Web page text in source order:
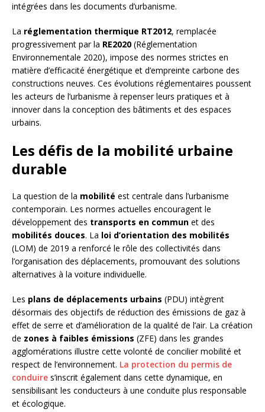
intégrées dans les documents d’urbanisme.
La réglementation thermique RT2012, remplacée
progressivement par la RE2020 (Réglementation
Environnementale 2020), impose des normes strictes en
matière d’efficacité énergétique et d’empreinte carbone des
constructions neuves. Ces évolutions réglementaires poussent
les acteurs de l’urbanisme à repenser leurs pratiques et à
innover dans la conception des bâtiments et des espaces
urbains.
Les défis de la mobilité urbaine
durable
La question de la mobilité est centrale dans l’urbanisme
contemporain. Les normes actuelles encouragent le
développement des transports en commun et des
mobilités douces. La loi d’orientation des mobilités
(LOM) de 2019 a renforcé le rôle des collectivités dans
l’organisation des déplacements, promouvant des solutions
alternatives à la voiture individuelle.
Les plans de déplacements urbains (PDU) intègrent
désormais des objectifs de réduction des émissions de gaz à
effet de serre et d’amélioration de la qualité de l’air. La création
de zones à faibles émissions (ZFE) dans les grandes
agglomérations illustre cette volonté de concilier mobilité et
respect de l’environnement. La protection du permis de
conduire s’inscrit également dans cette dynamique, en
sensibilisant les conducteurs à une conduite plus responsable
et écologique.